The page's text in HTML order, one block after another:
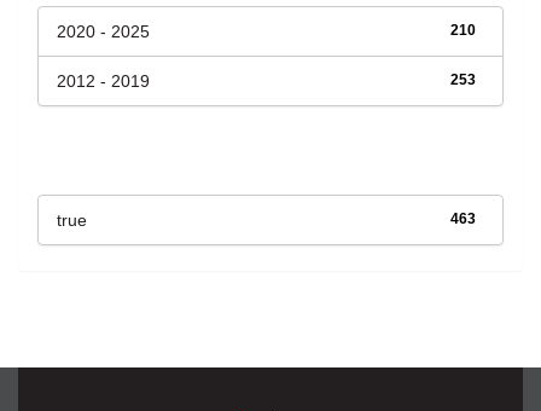
210
2020 - 2025
253
2012 - 2019
463
true